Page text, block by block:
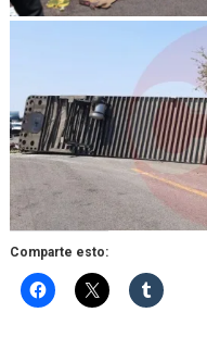
Comparte esto: